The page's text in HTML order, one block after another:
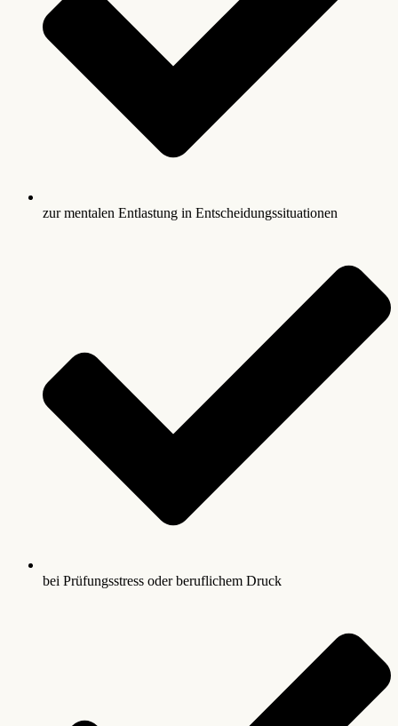
zur mentalen Entlastung in Entscheidungssituationen
bei Prüfungsstress oder beruflichem Druck